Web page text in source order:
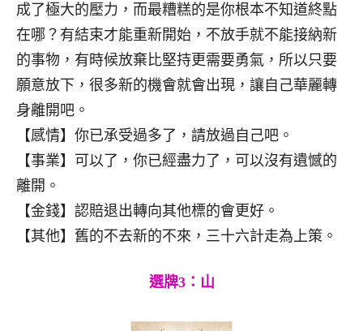
成了極大的壓力，而最糟糕的是你根本不知道終點
在哪？有結束才能重新開始，不放手就不能接納新
的事物，有時候放棄比堅持更需要勇氣，所以只要
願意放下，很多新的機會就會出現，讓自己華麗轉
身離開吧。
【感情】你已承受過多了，請放過自己吧。
【事業】可以了，你已經盡力了，可以沒有遺憾的
離開。
【金錢】認賠退出轉向其他標的會更好。
【其他】舊的不去新的不來，三十六計走為上策。
選牌3：山